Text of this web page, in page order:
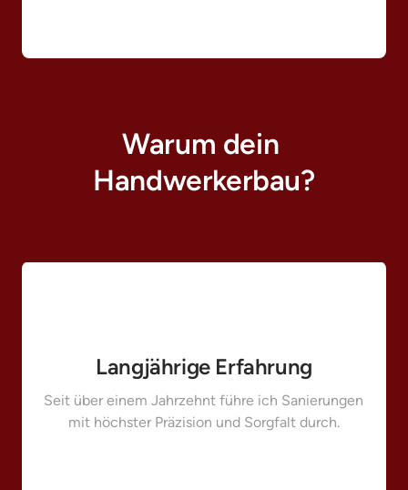
Warum dein
Handwerkerbau?
Langjährige Erfahrung
Seit über einem Jahrzehnt führe ich Sanierungen
mit höchster Präzision und Sorgfalt durch.